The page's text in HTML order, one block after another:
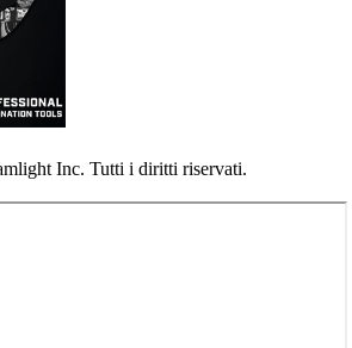
Inc. Tutti i diritti riservati.